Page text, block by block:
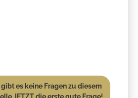
gibt es keine Fragen zu diesem
JETZT die erste gute Frage!